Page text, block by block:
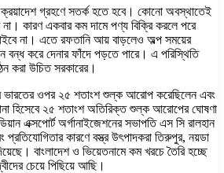
ক্রয়াদেশ গ্রহণে সতর্ক হতে হবে। কোনো অবস্থাতেই
না। কারণ একবার কম দামে পণ্য বিক্রি করলে পরে
না। এতে রফতানি আয় বাড়লেও অল্প সময়ের
বন্ধ করে দেনার ফাঁদে পড়তে পারে। এ পরিস্থিতি
করা উচিত সরকারের।
ভারতের ওপর ২৫ শতাংশ শুল্ক আরোপ করেছিলেন এবং
হিসেবে ২৫ শতাংশ অতিরিক্ত শুল্ক আরোপের ঘোষণা
এক্সপোর্ট অর্গানাইজেশনের সভাপতি এস সি রালহান
প্রতিযোগিতার কারণে বস্ত্র উৎপাদকরা তিরুপুর, নয়ডা
বাংলাদেশ ও ভিয়েতনামে কম খরচে তৈরি হচ্ছে
চেয়ে পিছিয়ে আছি।